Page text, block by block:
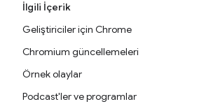
İlgili İçerik
Geliştiriciler için Chrome
Chromium güncellemeleri
Örnek olaylar
Podcast'ler ve programlar